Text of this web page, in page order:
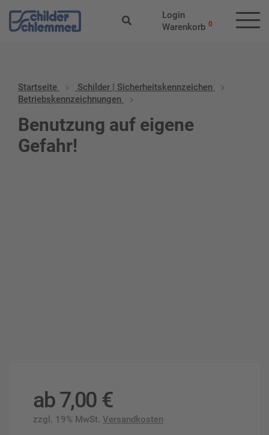
Login
Warenkorb 0
Startseite
Schilder | Sicherheitskennzeichen
Betriebskennzeichnungen
Benutzung auf eigene
Gefahr!
ab7,00 €
zzgl. 19% MwSt. Versandkosten